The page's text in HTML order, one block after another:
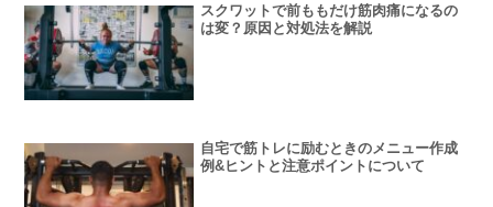
スクワットで前ももだけ筋肉痛になるの
は変？原因と対処法を解説
自宅で筋トレに励むときのメニュー作成
例&ヒントと注意ポイントについて